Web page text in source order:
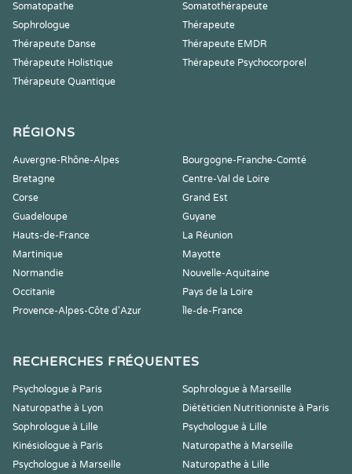
Somatopathe
Somatothérapeute
Sophrologue
Thérapeute
Thérapeute Danse
Thérapeute EMDR
Thérapeute Holistique
Thérapeute Psychocorporel
Thérapeute Quantique
RÉGIONS
Auvergne-Rhône-Alpes
Bourgogne-Franche-Comté
Bretagne
Centre-Val de Loire
Corse
Grand Est
Guadeloupe
Guyane
Hauts-de-France
La Réunion
Martinique
Mayotte
Normandie
Nouvelle-Aquitaine
Occitanie
Pays de la Loire
Provence-Alpes-Côte d'Azur
Île-de-France
RECHERCHES FRÉQUENTES
Psychologue à Paris
Sophrologue à Marseille
Naturopathe à Lyon
Diététicien Nutritionniste à Paris
Sophrologue à Lille
Psychologue à Lille
Kinésiologue à Paris
Naturopathe à Marseille
Psychologue à Marseille
Naturopathe à Lille